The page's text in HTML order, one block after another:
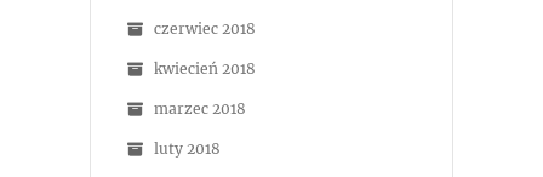
czerwiec 2018
kwiecień 2018
marzec 2018
luty 2018